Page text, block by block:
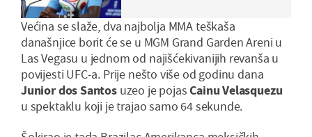
Većina se slaže, dva najbolja MMA teškaša
današnjice borit će se u MGM Grand Garden Areni u
Las Vegasu u jednom od najišćekivanijih revanša u
povijesti UFC-a. Prije nešto više od godinu dana
Junior dos Santosuzeo je pojasCainu Velasquezu
u spektaklu koji je trajao samo 64 sekunde.